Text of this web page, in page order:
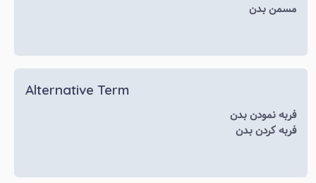
مسمن بدن
Alternative Term
فربه نمودن بدن
فربه کردن بدن